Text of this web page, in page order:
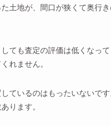
土地が、間口が狭くて奥行
ても査定の評価は低くなっ
れません。
ているのはもったいないで
ります。